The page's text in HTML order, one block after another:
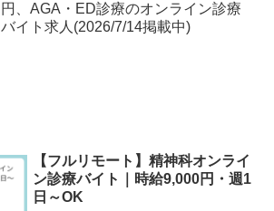
円、AGA・ED診療のオンライン診療
バイト求人(2026/7/14掲載中)
【フルリモート】精神科オンライ
ン診療バイト｜時給9,000円・週1
日～OK